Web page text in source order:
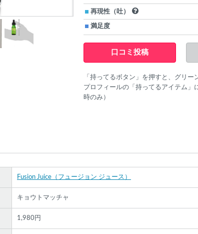
再現性（吐）
満足度
口コミ投稿
「持ってるボタン」を押すと、グリー
プロフィールの「持ってるアイテム」
時のみ）
Fusion Juice（フュージョン ジュース）
キョウトマッチャ
1,980円